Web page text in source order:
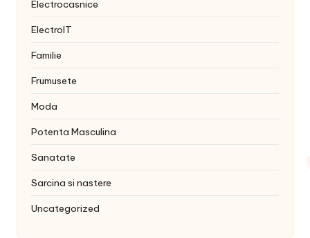
Electrocasnice
ElectroIT
Familie
Frumusete
Moda
Potenta Masculina
Sanatate
Sarcina si nastere
Uncategorized